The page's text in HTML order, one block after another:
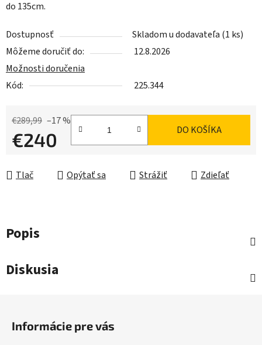
do 135cm.
Dostupnosť Skladom u dodavateľa (1 ks)
Môžeme doručiť do:
12.8.2026
Možnosti doručenia
Kód:
225.344
€289,99 –17 %
€240 DO KOŠÍKA
Tlač Opýtať sa Strážiť Zdieľať
Popis
Diskusia
Informácie pre vás